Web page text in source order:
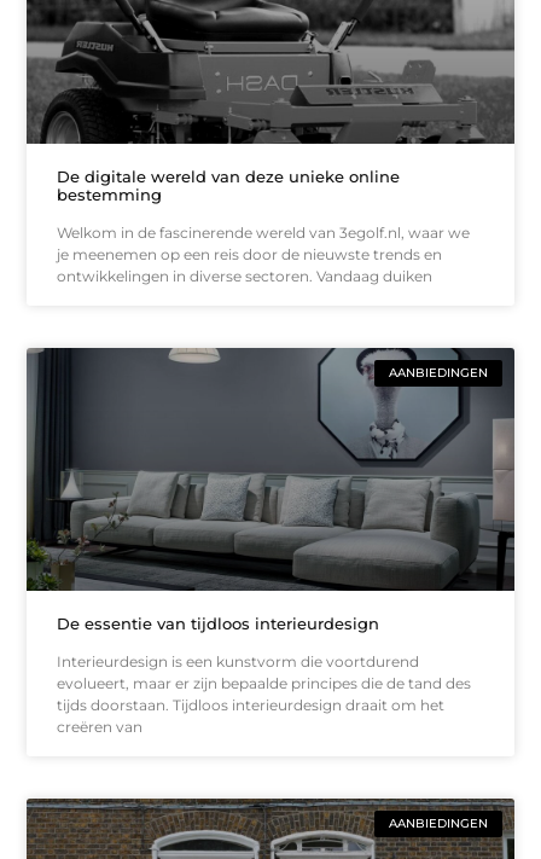
De digitale wereld van deze unieke online
bestemming
Welkom in de fascinerende wereld van 3egolf.nl, waar we
je meenemen op een reis door de nieuwste trends en
ontwikkelingen in diverse sectoren. Vandaag duiken
AANBIEDINGEN
De essentie van tijdloos interieurdesign
Interieurdesign is een kunstvorm die voortdurend
evolueert, maar er zijn bepaalde principes die de tand des
tijds doorstaan. Tijdloos interieurdesign draait om het
creëren van
AANBIEDINGEN